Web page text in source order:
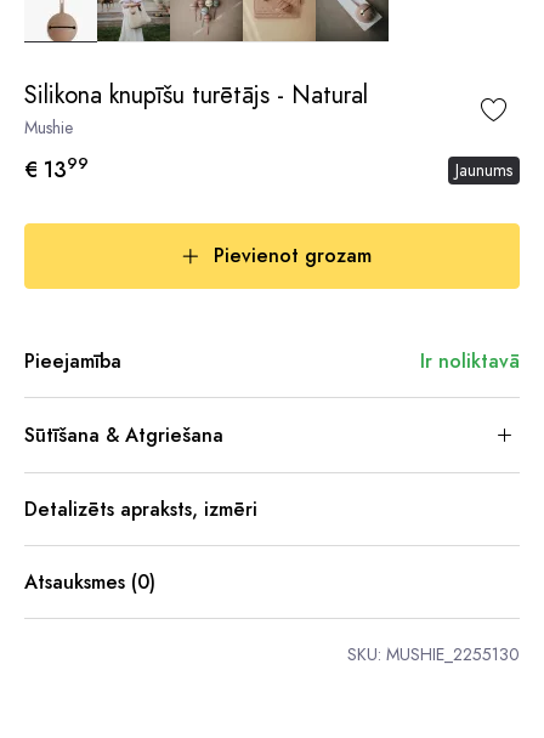
Silikona knupīšu turētājs - Natural
Mushie
€ 1399 Jaunums
Pievienot grozam
Pieejamība Ir noliktavā
Sūtīšana & Atgriešana
Detalizēts apraksts, izmēri
Atsauksmes (0)
SKU: MUSHIE_2255130